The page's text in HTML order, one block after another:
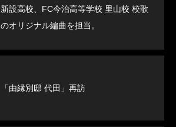
新設高校、FC今治高等学校 里山校 校歌
のオリジナル編曲を担当。
「由縁別邸 代田」再訪